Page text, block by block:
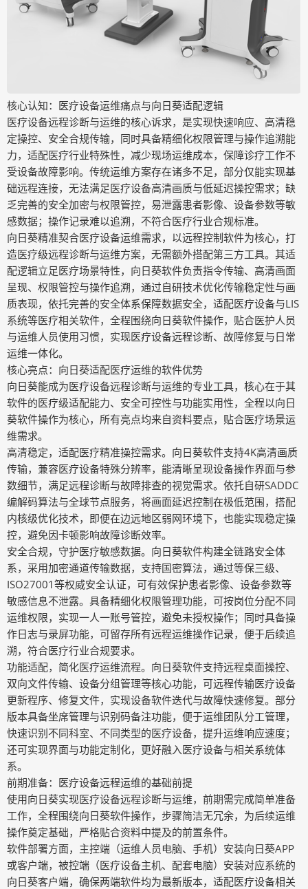
核心认知：医疗设备运维痛点与向日葵适配逻辑
医疗设备远程诊断与运维的核心诉求，是实现快速响应、高清稳
定操控、安全合规传输，同时具备精细化权限管理与操作追溯能
力，适配医疗行业特殊性，减少现场运维成本，保障诊疗工作不
受设备故障影响。传统运维方案存在诸多不足，部分仅能实现基
础远程连接，无法满足医疗设备高清画质与低延迟操控需求；缺
乏完善的安全加密与权限管控，易泄露患者影像、设备参数等敏
感数据；操作记录难以追溯，不符合医疗行业合规标准。
向日葵精准契合医疗设备运维需求，以远程控制软件为核心，打
造医疗级远程诊断与运维方案，无需额外搭配第三方工具。其适
配逻辑立足医疗场景特性，向日葵软件负责指令传输、高清画面
呈现、权限管控与操作追溯，通过自研技术优化传输稳定性与画
质表现，依托完善的安全体系保障数据安全，适配医疗设备与LIS
系统等医疗相关软件，全程围绕向日葵软件操作，贴合医护人员
与运维人员使用习惯，实现医疗设备远程诊断、故障修复与日常
运维一体化。
核心亮点：向日葵适配医疗运维的软件优势
向日葵能成为医疗设备远程诊断与运维的专业工具，核心在于其
软件的医疗级适配能力、安全可控性与功能实用性，全程以向日
葵软件操作为核心，所有亮点均来自资料要点，贴合医疗场景运
维需求。
高清稳定，适配医疗精准操控需求。向日葵软件支持4K高清画质
传输，兼容医疗设备特殊分辨率，能清晰呈现设备操作界面与参
数细节，满足远程诊断与故障排查的视觉需求。依托自研SADDC
编解码算法与全球节点服务，将画面延迟控制在极低范围，搭配
内核级优化技术，即便在边远地区弱网环境下，也能实现稳定操
控，避免因卡顿影响故障诊断效率。
安全合规，守护医疗敏感数据。向日葵软件构建全链路安全体
系，采用加密通道传输数据，支持国密算法，通过等保三级、
ISO27001等权威安全认证，可有效保护患者影像、设备参数等
敏感信息不泄露。具备精细化权限管理功能，可按岗位分配不同
运维权限，实现一人一账号管控，避免未授权操作；同时具备操
作日志与录屏功能，可留存所有远程运维操作记录，便于后续追
溯，符合医疗行业合规要求。
功能适配，简化医疗运维流程。向日葵软件支持远程桌面操控、
双向文件传输、设备分组管理等核心功能，可远程传输医疗设备
更新程序、修复文件，实现设备软件迭代与故障快速修复。部分
版本具备坐席管理与识别码备注功能，便于运维团队分工管理，
快速识别不同科室、不同类型的医疗设备，提升运维响应速度；
还可实现界面与功能定制化，更好融入医疗设备与相关系统体
系。
前期准备：医疗设备远程运维的基础前提
使用向日葵实现医疗设备远程诊断与运维，前期需完成简单准备
工作，全程围绕向日葵软件操作，步骤简洁无冗余，为后续运维
操作奠定基础，严格贴合资料中提及的前置条件。
软件部署方面，主控端（运维人员电脑、手机）安装向日葵APP
或客户端，被控端（医疗设备主机、配套电脑）安装对应系统的
向日葵客户端，确保两端软件均为最新版本，适配医疗设备相关